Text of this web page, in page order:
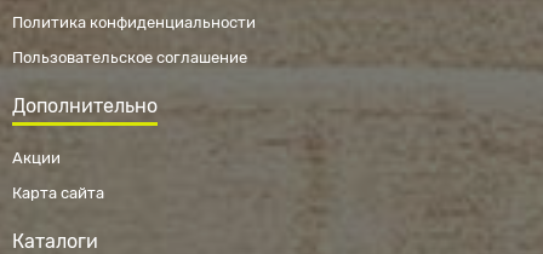
Политика конфиденциальности
Пользовательское соглашение
Дополнительно
Акции
Карта сайта
Каталоги